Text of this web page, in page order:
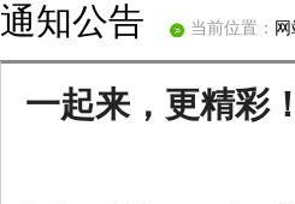
通知公告 当前位置：
一起来，更精彩